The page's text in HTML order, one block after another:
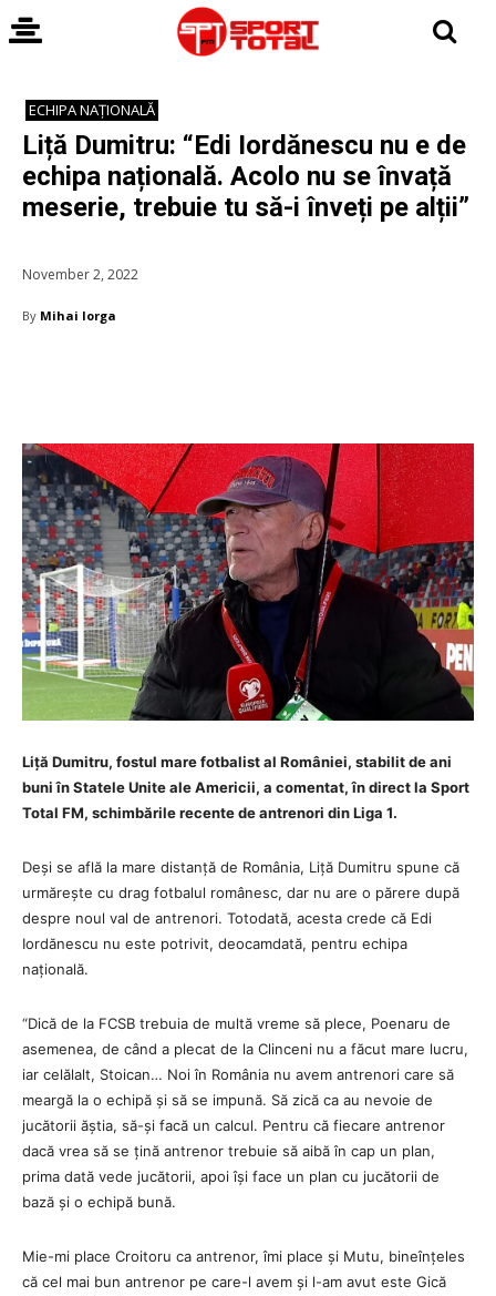
ECHIPA NAȚIONALĂ
Liță Dumitru: “Edi Iordănescu nu e de
echipa națională. Acolo nu se învață
meserie, trebuie tu să-i înveți pe alții”
November 2, 2022
By Mihai Iorga
Liță Dumitru, fostul mare fotbalist al României, stabilit de ani
buni în Statele Unite ale Americii, a comentat, în direct la Sport
Total FM, schimbările recente de antrenori din Liga 1.
Deși se află la mare distanță de România, Liță Dumitru spune că
urmărește cu drag fotbalul românesc, dar nu are o părere după
despre noul val de antrenori. Totodată, acesta crede că Edi
Iordănescu nu este potrivit, deocamdată, pentru echipa
națională.
“Dică de la FCSB trebuia de multă vreme să plece, Poenaru de
asemenea, de când a plecat de la Clinceni nu a făcut mare lucru,
iar celălalt, Stoican… Noi în România nu avem antrenori care să
meargă la o echipă și să se impună. Să zică ca au nevoie de
jucătorii ăștia, să-și facă un calcul. Pentru că fiecare antrenor
dacă vrea să se țină antrenor trebuie să aibă în cap un plan,
prima dată vede jucătorii, apoi își face un plan cu jucătorii de
bază și o echipă bună.
Mie-mi place Croitoru ca antrenor, îmi place și Mutu, bineînțeles
că cel mai bun antrenor pe care-l avem și l-am avut este Gică